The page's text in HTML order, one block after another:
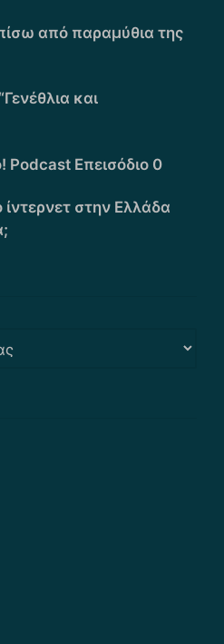
από παραμύθια της
και
Podcast Επεισόδιο 0
ίντερνετ στην Ελλάδα